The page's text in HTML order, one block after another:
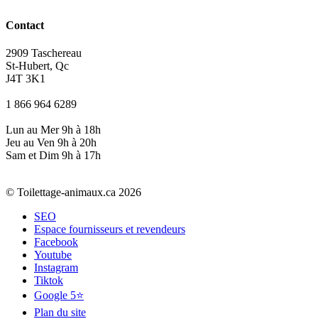
Contact
2909 Taschereau
St-Hubert, Qc
J4T 3K1
1 866 964 6289
Lun au Mer 9h à 18h
Jeu au Ven 9h à 20h
Sam et Dim 9h à 17h
© Toilettage-animaux.ca 2026
SEO
Espace fournisseurs et revendeurs
Facebook
Youtube
Instagram
Tiktok
Google 5⭐
Plan du site